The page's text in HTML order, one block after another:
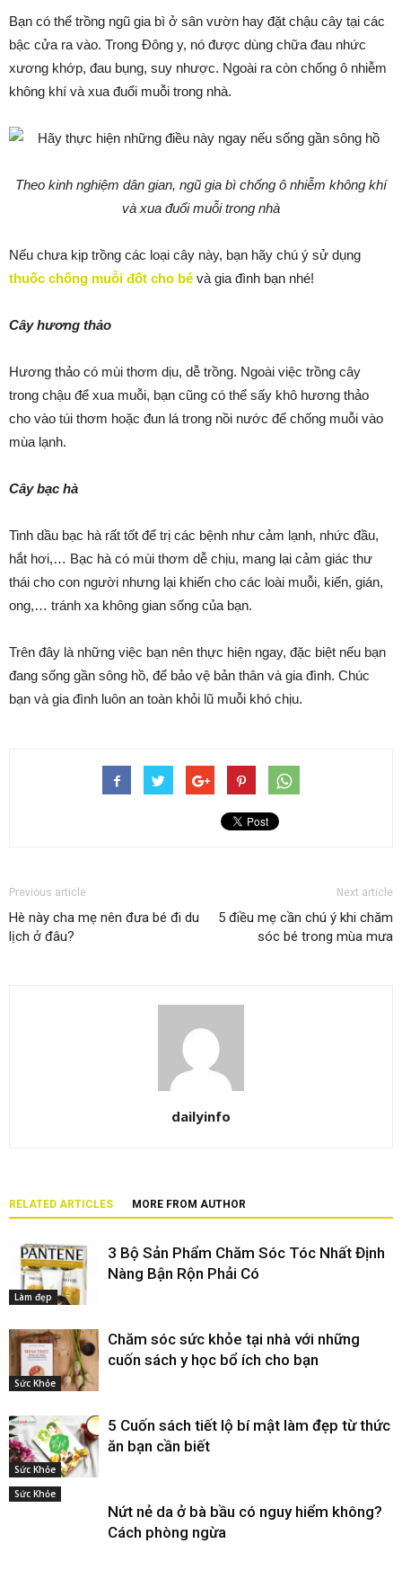
Bạn có thể trồng ngũ gia bì ở sân vườn hay đặt chậu cây tại các
bậc cửa ra vào. Trong Đông y, nó được dùng chữa đau nhức
xương khớp, đau bụng, suy nhược. Ngoài ra còn chống ô nhiễm
không khí và xua đuổi muỗi trong nhà.
Theo kinh nghiệm dân gian, ngũ gia bì chống ô nhiễm không khí
và xua đuổi muỗi trong nhà
Nếu chưa kịp trồng các loại cây này, bạn hãy chú ý sử dụng
thuốc chống muỗi đốt cho bé và gia đình bạn nhé!
Cây hương thảo
Hương thảo có mùi thơm dịu, dễ trồng. Ngoài việc trồng cây
trong chậu để xua muỗi, bạn cũng có thể sấy khô hương thảo
cho vào túi thơm hoặc đun lá trong nồi nước để chống muỗi vào
mùa lạnh.
Cây bạc hà
Tinh dầu bạc hà rất tốt để trị các bệnh như cảm lạnh, nhức đầu,
hắt hơi,… Bạc hà có mùi thơm dễ chịu, mang lại cảm giác thư
thái cho con người nhưng lại khiến cho các loài muỗi, kiến, gián,
ong,… tránh xa không gian sống của bạn.
Trên đây là những việc bạn nên thực hiện ngay, đặc biệt nếu bạn
đang sống gần sông hồ, để bảo vệ bản thân và gia đình. Chúc
bạn và gia đình luôn an toàn khỏi lũ muỗi khó chịu.
Previous article
Hè này cha mẹ nên đưa bé đi du
lịch ở đâu?
Next article
5 điều mẹ cần chú ý khi chăm
sóc bé trong mùa mưa
dailyinfo
RELATED ARTICLES MORE FROM AUTHOR
Làm đẹp
3 Bộ Sản Phẩm Chăm Sóc Tóc Nhất Định
Nàng Bận Rộn Phải Có
Sức Khỏe
Chăm sóc sức khỏe tại nhà với những
cuốn sách y học bổ ích cho bạn
Sức Khỏe
5 Cuốn sách tiết lộ bí mật làm đẹp từ thức
ăn bạn cần biết
Sức Khỏe
Nứt nẻ da ở bà bầu có nguy hiểm không?
Cách phòng ngừa